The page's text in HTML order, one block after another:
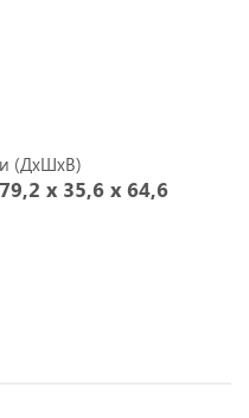
(ДxШxВ)
x 35,6 x 64,6